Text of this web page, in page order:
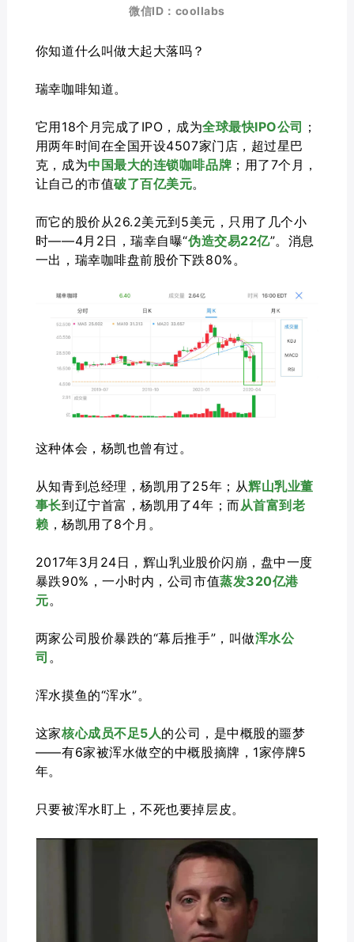
微信ID：coollabs
你知道什么叫做大起大落吗？
瑞幸咖啡知道。
它用18个月完成了IPO，成为全球最快IPO公司 ；
用两年时间在全国开设4507家门店，超过星巴
克，成为中国最大的连锁咖啡品牌 ；用了7个月，
让自己的市值破了百亿美元。
而它的股价从26.2美元到5美元，只用了几个小
时——4月2日，瑞幸自曝“伪造交易22亿”。消息
一出，瑞幸咖啡盘前股价下跌80%。
这种体会，杨凯也曾有过。
从知青到总经理，杨凯用了25年；从辉山乳业董
事长到辽宁首富，杨凯用了4年；而从首富到老
赖 ，杨凯用了8个月。
2017年3月24日，辉山乳业股价闪崩，盘中一度
暴跌90%，一小时内，公司市值蒸发320亿港
元。
两家公司股价暴跌的“幕后推手”，叫做浑水公
司 。
浑水摸鱼的“浑水”。
这家核心成员不足5人的公司，是中概股的噩梦
——有6家被浑水做空的中概股摘牌，1家停牌5
年。
只要被浑水盯上，不死也要掉层皮。